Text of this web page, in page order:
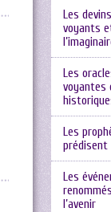
Les
voyants
Les
voyantes
Les
prédisent
Les
l’avenir